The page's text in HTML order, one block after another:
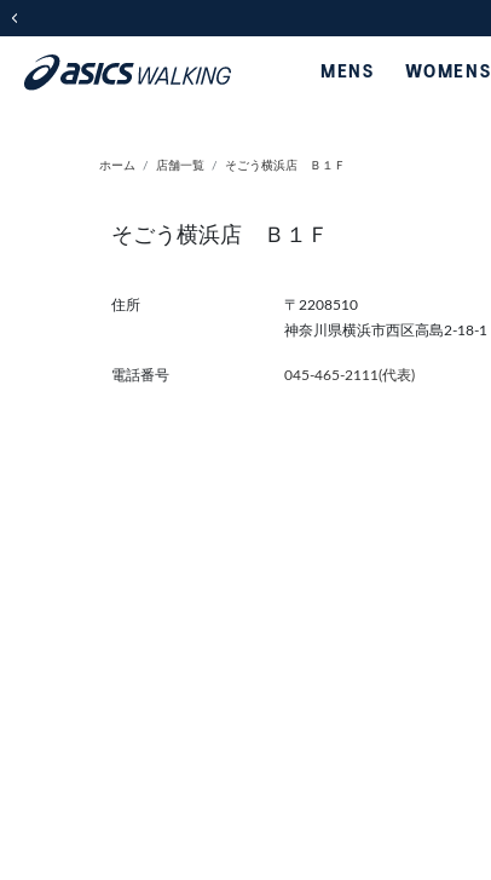
MENS WOMENS
ホーム 店舗一覧 そごう横浜店 Ｂ１Ｆ
そごう横浜店 Ｂ１Ｆ
住所
〒2208510
神奈川県横浜市西区高島2-18-1
電話番号 045-465-2111(代表)